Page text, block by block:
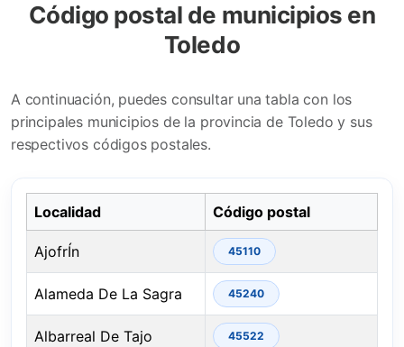
Código postal de municipios en
Toledo
A continuación, puedes consultar una tabla con los
principales municipios de la provincia de Toledo y sus
respectivos códigos postales.
Localidad Código postal
AjofrÍn 45110
Alameda De La Sagra 45240
Albarreal De Tajo 45522